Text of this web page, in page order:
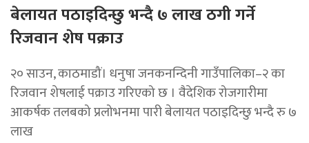
बेलायत पठाइदिन्छु भन्दै ७ लाख ठगी गर्ने
रिजवान शेष पक्राउ
२० साउन, काठमाडौं। धनुषा जनकनन्दिनी गाउँपालिका–२ का
रिजवान शेषलाई पक्राउ गरिएको छ । वैदेशिक रोजगारीमा
आकर्षक तलबको प्रलोभनमा पारी बेलायत पठाइदिन्छु भन्दै रु ७
लाख